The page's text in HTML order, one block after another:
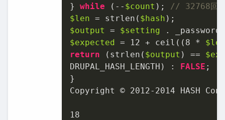
} while (-- $count );
// 32768回
$len = strlen( $hash
$output
= $setting .
$expected = 12 + ceil(( 8 * $len
return (strlen( $output ) ==
DRUPAL_HASH_LENGTH) : FALSE ;
}
Copyright © 2012- 2014 HASH
18